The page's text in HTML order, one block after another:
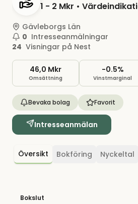
1 - 2 Mkr •
Gävleborgs Län
0 Intresseanmälningar
24 Visningar på Nest
46,0 Mkr
Omsättning
-0.5%
Vinstmarginal
Bevaka bolag Favorit
Intresseanmälan
Översikt Bokföring Nyckeltal
Bokslut